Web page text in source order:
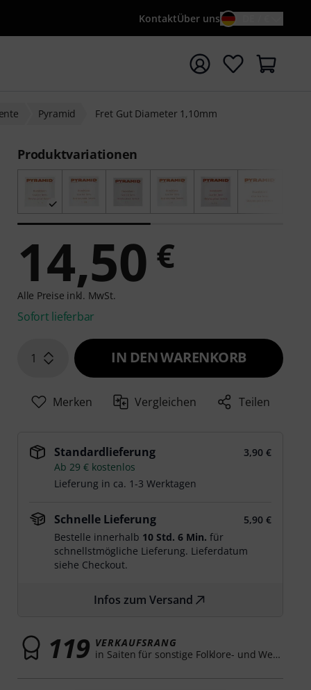
KontaktÜber uns
mit Suchwort {searchTerm} starten
Pyramid Fret Gut Diameter 1,10mm
Produktvariationen
14,50 €
Alle Preise inkl. MwSt.
Sofort lieferbar
1 IN DEN WARENKORB
Merken Vergleichen Teilen
Standardlieferung
3,90 €
Ab 29 € kostenlos
Lieferung in ca. 1-3 Werktagen
Schnelle Lieferung
5,90 €
Bestelle innerhalb 10 Std. 6 Min. für
schnellstmögliche Lieferung. Lieferdatum
siehe Checkout.
Infos zum Versand
119 VERKAUFSRANG
in Saiten für sonstige Folklore- und Weltinstrumente